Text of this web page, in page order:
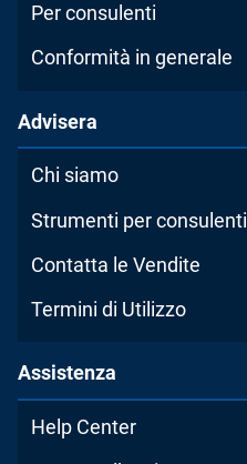
Per consulenti
Conformità in generale
Advisera
Chi siamo
Strumenti per consulenti
Contatta le Vendite
Termini di Utilizzo
Assistenza
Help Center